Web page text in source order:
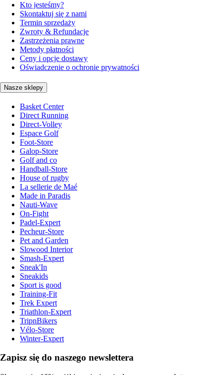
Kto jesteśmy?
Skontaktuj się z nami
Termin sprzedaży
Zwroty & Refundacje
Zastrzeżenia prawne
Metody płatności
Ceny i opcje dostawy
Oświadczenie o ochronie prywatności
Nasze sklepy
Basket Center
Direct Running
Direct-Volley
Espace Golf
Foot-Store
Galop-Store
Golf and co
Handball-Store
House of rugby
La sellerie de Maé
Made in Paradis
Nauti-Wave
On-Fight
Padel-Expert
Pecheur-Store
Pet and Garden
Slowood Interior
Smash-Expert
Sneak'In
Sneakids
Sport is good
Training-Fit
Trek Expert
Triathlon-Expert
TripnBikers
Vélo-Store
Winter-Expert
Zapisz się do naszego newslettera